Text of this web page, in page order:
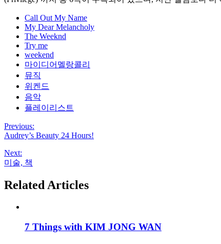
Call Out My Name
My Dear Melancholy
The Weeknd
Try me
weekend
마이디어멜랑콜리
뮤직
위켄드
음악
플레이리스트
Previous:
Audrey’s Beauty 24 Hours!
Next:
미술, 책
Related Articles
7 Things with KIM JONG WAN